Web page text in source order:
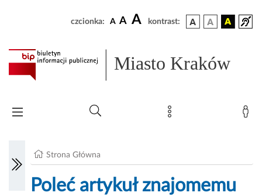
czcionka: A A A kontrast:
Miasto Kraków
Strona Główna
Poleć artykuł znajomemu